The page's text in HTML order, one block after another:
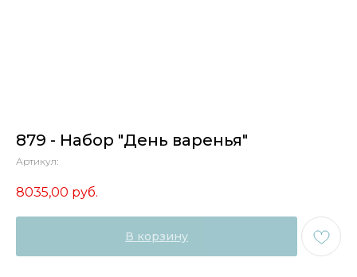
879 - Набор "День варенья"
Артикул:
8035,00 руб.
В корзину